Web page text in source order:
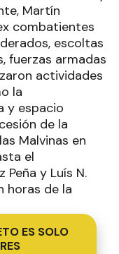
Martín
combatientes
escoltas
fuerzas armadas
actividades
la
y espacio
de la
Malvinas en
el
y Luís N.
horas de la
ES SOLO